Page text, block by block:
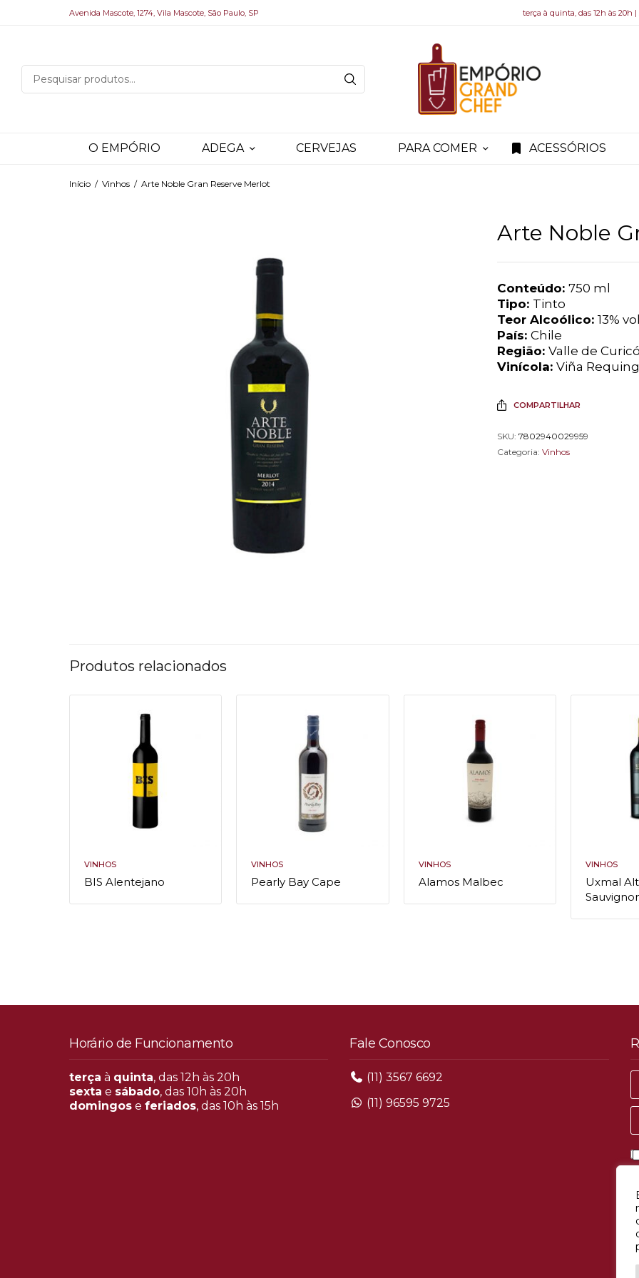
Avenida Mascote, 1274, Vila Mascote, São Paulo, SP terça à quinta, das 12h às 20h |
O EMPÓRIO ADEGA CERVEJAS PARA COMER ACESSÓRIOS
Início / Vinhos / Arte Noble Gran Reserve Merlot
Arte Noble
Conteúdo:750 ml
Tipo: Tinto
Teor Alcoólico:13%
País:Chile
Região:Valle de Curicó
Vinícola:Viña
COMPARTILHAR
SKU: 7802940029959
Categoria: Vinhos
Produtos relacionados
VINHOS
BIS Alentejano
VINHOS
Pearly Bay Cape
VINHOS
Alamos Malbec
VINHOS
Uxmal
Horário de Funcionamento
terça à quinta, das 12h às 20h
sexta e sábado, das 10h às 20h
domingos eferiados, das 10h às 15h
Fale Conosco
(11) 3567 6692
(11) 96595 9725